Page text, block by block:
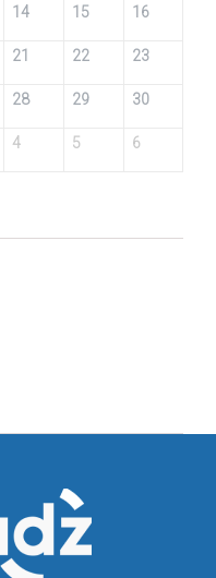
14 15 16
21 22 23
28 29 30
4 5 6